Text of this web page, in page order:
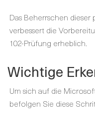
Das Beherrschen dieser
verbessert die
102-Prüfung erheblich.
Wichtige
Um sich auf die
befolgen Sie diese